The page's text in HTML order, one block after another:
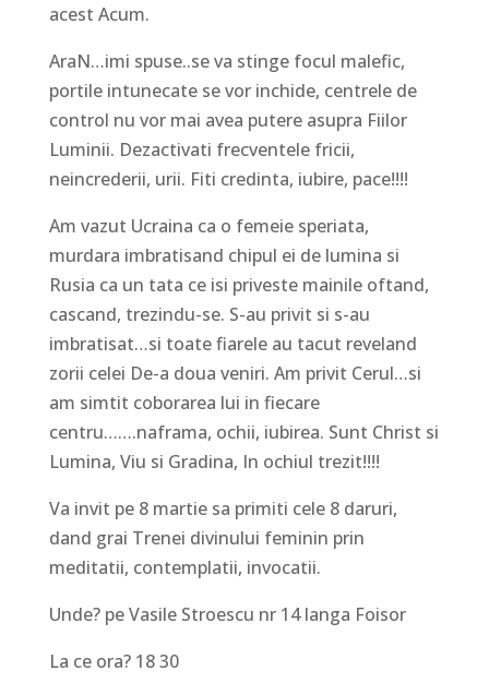
acest Acum.
AraN…imi spuse..se va stinge focul malefic,
portile intunecate se vor inchide, centrele de
control nu vor mai avea putere asupra Fiilor
Luminii. Dezactivati frecventele fricii,
neincrederii, urii. Fiti credinta, iubire, pace!!!!
Am vazut Ucraina ca o femeie speriata,
murdara imbratisand chipul ei de lumina si
Rusia ca un tata ce isi priveste mainile oftand,
cascand, trezindu-se. S-au privit si s-au
imbratisat…si toate fiarele au tacut reveland
zorii celei De-a doua veniri. Am privit Cerul…si
am simtit coborarea lui in fiecare
centru…….naframa, ochii, iubirea. Sunt Christ si
Lumina, Viu si Gradina, In ochiul trezit!!!!
Va invit pe 8 martie sa primiti cele 8 daruri,
dand grai Trenei divinului feminin prin
meditatii, contemplatii, invocatii.
Unde? pe Vasile Stroescu nr 14 langa Foisor
La ce ora? 18 30